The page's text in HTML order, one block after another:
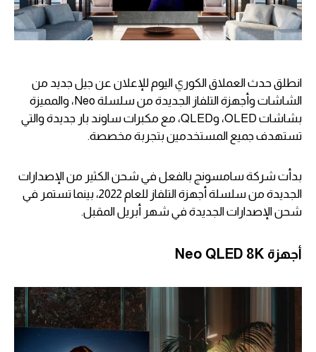
انطلق حدث العملاق الكوري اليوم للإعلان عن جيل جديد من
الشاشات وأجهزة التلفاز الجديدة من سلسلة Neo، والمميزة
بشاشات OLED، وQLED، مع مكبرات ساوند بار جديدة والتي
تستهدف جميع المستخدمين بتجربة مخصصة.
بدأت شركة سامسونج بالفعل في شحن الكثير من الإصدارات
الجديدة من سلسلة أجهزة التلفاز للعام 2022، بينما تستمر في
شحن الإصدارات الجديدة في شهر أبريل المقبل.
أجهزة Neo QLED 8K